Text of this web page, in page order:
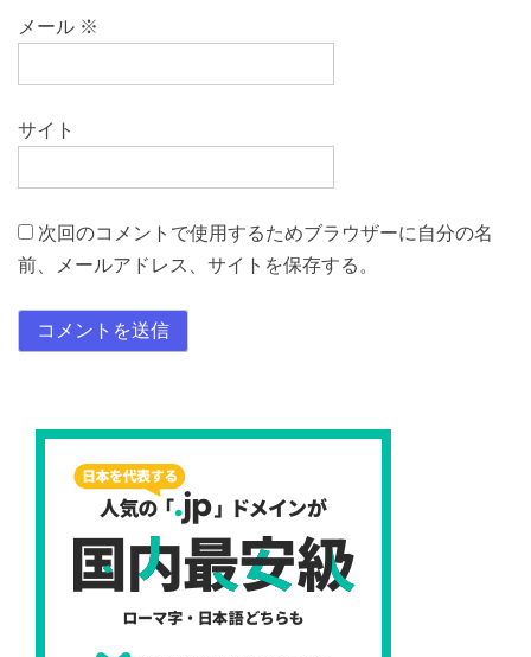
メール ※
サイト
次回のコメントで使用するためブラウザーに自分の名
前、メールアドレス、サイトを保存する。